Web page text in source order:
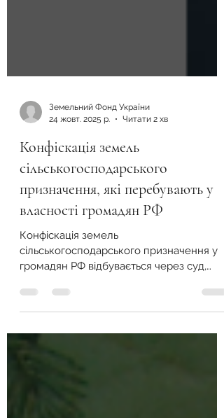
24 жовт. 2025 р.
Читати 2 хв
Конфіскація земель
сільськогосподарського
призначення, які перебувають у
власності громадян РФ
Конфіскація земель
громадян РФ відбувається через суд,
якщо ділянка не відчужена вчасно та